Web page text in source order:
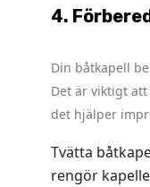
4.
Din båtkapell
Det är viktigt
det hjälper
Tvätta
rengör